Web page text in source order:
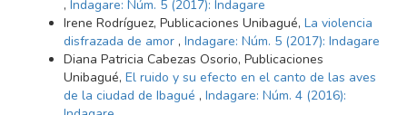
, Indagare: Núm. 5 (2017): Indagare
Irene Rodríguez, Publicaciones Unibagué, La violencia
disfrazada de amor , Indagare: Núm. 5 (2017): Indagare
Diana Patricia Cabezas Osorio, Publicaciones
Unibagué, El ruido y su efecto en el canto de las aves
de la ciudad de Ibagué , Indagare: Núm. 4 (2016):